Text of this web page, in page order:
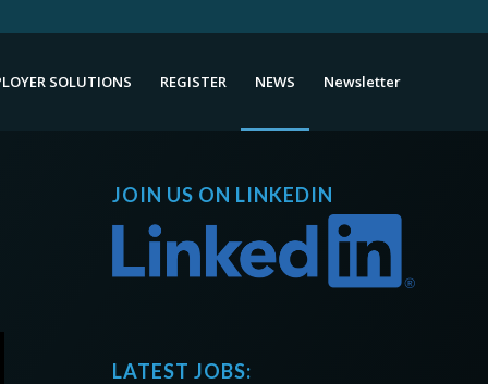
SOLUTIONS REGISTER NEWS Newsletter
JOIN US ON LINKEDIN
LATEST JOBS: